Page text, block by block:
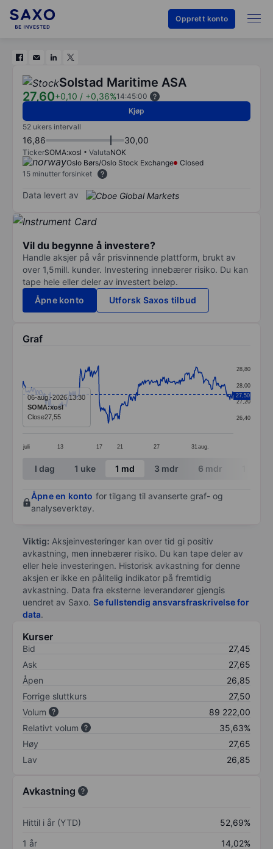
Opprett konto
Solstad Maritime ASA
27,60+0,10 / +0,36%14:45:00
Kjøp
52 ukers intervall
16,86 30,00
TickerSOMA:xosl ValutaNOK
Oslo Børs/Oslo Stock Exchange
Closed
15 minutter forsinket
Data levert av
Vil du begynne å investere?
Handle aksjer på vår prisvinnende plattform, brukt av
over 1,5mill. kunder. Investering innebærer risiko. Du kan
tape hele eller deler av investert beløp.
Åpne konto
Utforsk Saxos tilbud
Graf
Line chart with 306 data points.
The chart has 1 X axis displaying categories.
The chart has 1 Y axis displaying values. Data
juli 13 17 21 27 31 aug.
26,40
27,20
28,00
28,80
27,50
06-aug.-2026 13:30
SOMA:xosl
Close27,55
End of interactive chart.
I dag 1 uke 1 md 3 mdr 6 mdr
Åpne en konto for tilgang til avanserte graf- og
analyseverktøy.
Viktig: Aksjeinvesteringer kan over tid gi positiv
avkastning, men innebærer risiko. Du kan tape deler av
eller hele investeringen. Historisk avkastning for denne
aksjen er ikke en pålitelig indikator på fremtidig
avkastning. Data fra eksterne leverandører gjengis
uendret av Saxo. Se fullstendig ansvarsfraskrivelse for
data.
Kurser
Bid
27,45
Ask
27,65
Åpen
26,85
Forrige sluttkurs
27,50
Volum
89 222,00
Relativt volum
35,63%
Høy
27,65
Lav
26,85
Avkastning
Hittil i år (YTD)
52,69%
1 år
14,02%